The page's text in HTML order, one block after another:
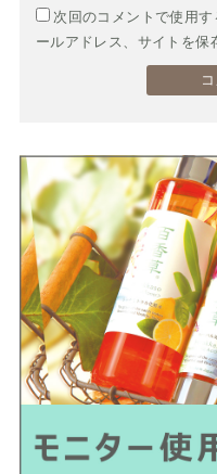
次回のコメントで使用
ールアドレス、サイトを保